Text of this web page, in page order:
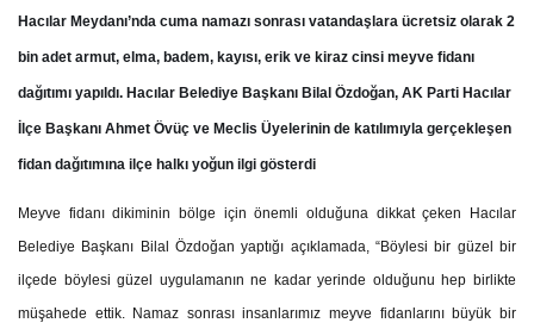
Hacılar Meydanı’nda cuma namazı sonrası vatandaşlara ücretsiz olarak 2
bin adet armut, elma, badem, kayısı, erik ve kiraz cinsi meyve fidanı
dağıtımı yapıldı. Hacılar Belediye Başkanı Bilal Özdoğan, AK Parti Hacılar
İlçe Başkanı Ahmet Övüç ve Meclis Üyelerinin de katılımıyla gerçekleşen
fidan dağıtımına ilçe halkı yoğun ilgi gösterdi
Meyve fidanı dikiminin bölge için önemli olduğuna dikkat çeken Hacılar
Belediye Başkanı Bilal Özdoğan yaptığı açıklamada, “Böylesi bir güzel bir
ilçede böylesi güzel uygulamanın ne kadar yerinde olduğunu hep birlikte
müşahede ettik. Namaz sonrası insanlarımız meyve fidanlarını büyük bir